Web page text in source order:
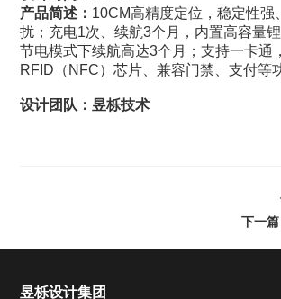
产品简述： 10CM高精度定位，稳定性强
扰；充电1次、续航3个月，内置高容量
节电模式下续航高达3个月；支持一卡通，
RFID（NFC）芯片、兼容门禁、支付等
设计团队：昱栎技术
下一篇
昱栎设计集团